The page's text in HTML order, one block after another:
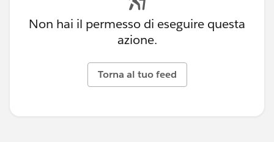
Non hai il permesso di eseguire questa
azione.
Torna al tuo feed